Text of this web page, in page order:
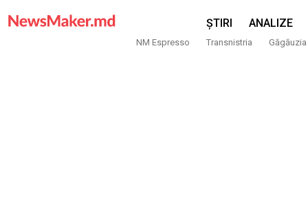
ȘTIRI ANALIZE
NM Espresso Transnistria Găgăuzia